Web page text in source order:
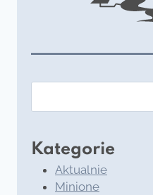
Kategorie
Aktualnie
Minione